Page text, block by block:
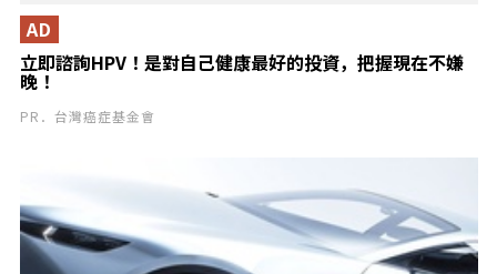
立即諮詢HPV！是對自己健康最好的投資，把握現在不嫌
晚！
AD
PR．台灣癌症基金會